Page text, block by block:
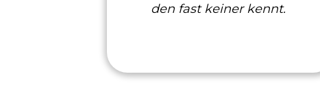
den fast keiner kennt.